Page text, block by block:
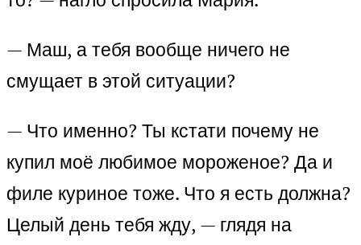
— Маш, а тебя вообще ничего не
смущает в этой ситуации?
— Что именно? Ты кстати почему не
купил моё любимое мороженое? Да и
филе куриное тоже. Что я есть должна?
Целый день тебя жду, — глядя на